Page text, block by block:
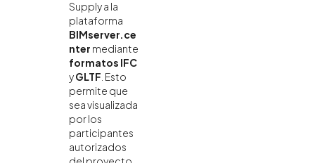
Supply a la
plataforma
BIMserver.ce
nter mediante
formatos IFC
yGLTF . Esto
permite que
sea visualizada
por los
participantes
autorizados